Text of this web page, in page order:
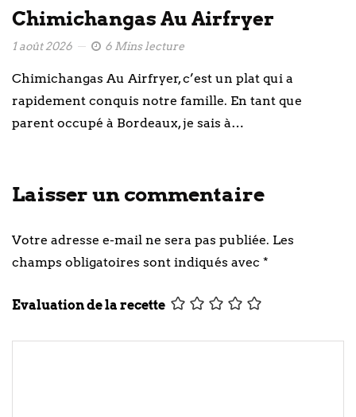
Chimichangas Au Airfryer
1 août 2026 6 Mins lecture
Chimichangas Au Airfryer, c’est un plat qui a
rapidement conquis notre famille. En tant que
parent occupé à Bordeaux, je sais à…
Laisser un commentaire
Votre adresse e-mail ne sera pas publiée. Les
champs obligatoires sont indiqués avec *
Evaluation de la recette